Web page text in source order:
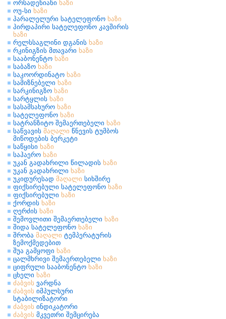
ორსადენიანი ხაზი
ოუ-სი ხაზი
პარალელური სატელეფონო ხაზი
პირდაპირი სატელეფონო კავშირის
ხაზი
რელსსაგლინი დგანის ხაზი
რკინიგზის მთავარი ხაზი
სააბონენტო ხაზი
საბაზო ხაზი
საკოორდინატო ხაზი
სამიზნებელი ხაზი
სარკინიგზო ხაზი
სარტყლის ხაზი
სასამსახურო ხაზი
სატელეფონო ხაზი
სატრანზიტო შემაერთებელი ხაზი
საწვავის მაღალი წნევის ტუმბოს
მიწოდების ბერკეტი
საწყისი ხაზი
საჰაერო ხაზი
უკან გადახრილი წილადის ხაზი
უკან გადახრილი ხაზი
უკიდურესად მაღალი სიხშირე
ფიქსირებული სატელეფონო ხაზი
ფიქსირებული ხაზი
ქორდის ხაზი
ღერძის ხაზი
შემოვლითი შემაერთებელი ხაზი
შიდა სატელეფონო ხაზი
შრობა მაღალი ტემპერატურის
ზემოქმედებით
შუა გამყოფი ხაზი
ცალმხრივი შემაერთებელი ხაზი
ციფრული სააბონენტო ხაზი
ცხელი ხაზი
ძაბვის ვარდნა
ძაბვის იმპულსური
სტაბილიზატორი
ძაბვის ინდიკატორი
ძაბვის მკვეთრი შემცირება